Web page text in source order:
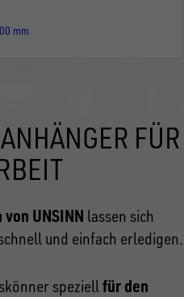
mm
FÜR
UNSINN lassen sich
und einfach erledigen.
speziellfür den